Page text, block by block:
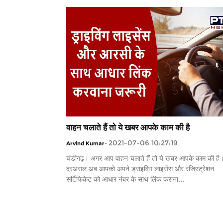
वाहन चलाते हैं तो ये खबर आपके काम की है
Arvind Kumar- 2021-07-06 10:27:19
चंडीगढ़। अगर आप वाहन चलाते हैं तो ये खबर आपके काम की
दरअसल अब आपको अपने ड्राइविंग लाइसेंस और रजिस्ट्रेशन
सर्टिफिकेट को आधार नंबर के साथ लिंक कराना...